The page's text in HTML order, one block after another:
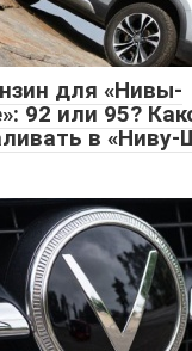
для «Нивы-
92 или 95?
в «Ниву-